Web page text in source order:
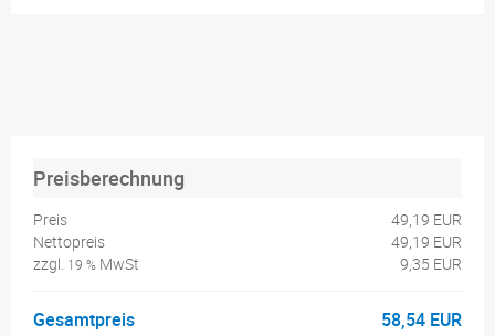
Preisberechnung
Preis
49,19 EUR
Nettopreis
49,19 EUR
zzgl. 19 % MwSt 9,35 EUR
Gesamtpreis 58,54 EUR